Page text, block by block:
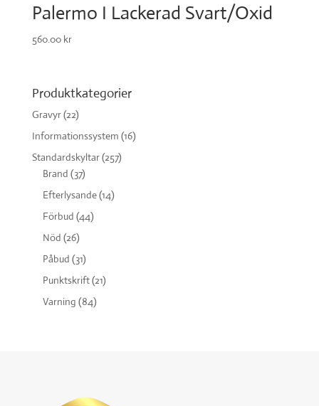
Palermo I Lackerad Svart/Oxid
560.00 kr
Produktkategorier
Gravyr(22)
Informationssystem (16)
Standardskyltar(257)
Brand (37)
Efterlysande(14)
Förbud (44)
Nöd (26)
Påbud (31)
Punktskrift(21)
Varning (84)